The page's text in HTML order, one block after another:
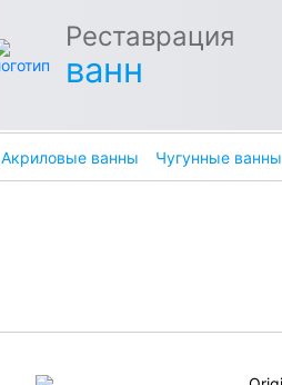
Реставрация
ванн
Акриловые ванны Чугунные ванны